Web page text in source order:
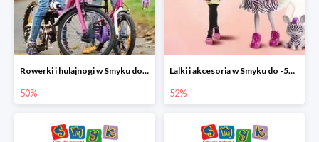
Rowerki i hulajnogi w Smyku do -50%
50%
Lalki i akcesoria w Smyku do -52%
52%